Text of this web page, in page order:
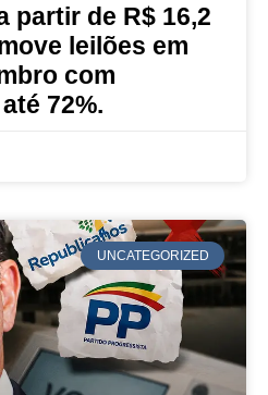
partir de R$ 16,2
leilões em
com
72%.
UNCATEGORIZED